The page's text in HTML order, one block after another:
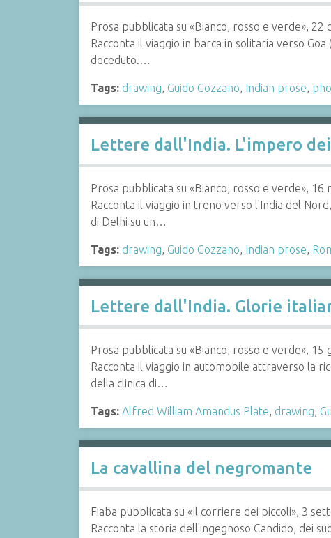
Prosa pubblicata su «Bianco, rosso e verde»,
Racconta il viaggio in barca in solitaria verso
deceduto.…
Tags: drawing, Guido Gozzano, Indian prose,
Lettere dall'India. L'impero
Prosa pubblicata su «Bianco, rosso e verde»,
Racconta il viaggio in treno verso l'India del
di Delhi su un…
Tags: drawing, Guido Gozzano, Indian prose,
Lettere dall'India. Glorie
Prosa pubblicata su «Bianco, rosso e verde»,
Racconta il viaggio in automobile attraverso la
della clinica di…
Tags: Alfred William Amandus Plate, drawing,
La cavallina del negromante
Fiaba pubblicata su «Il corriere dei piccoli», 3
Racconta la storia dell'ingegnoso Candido, dei